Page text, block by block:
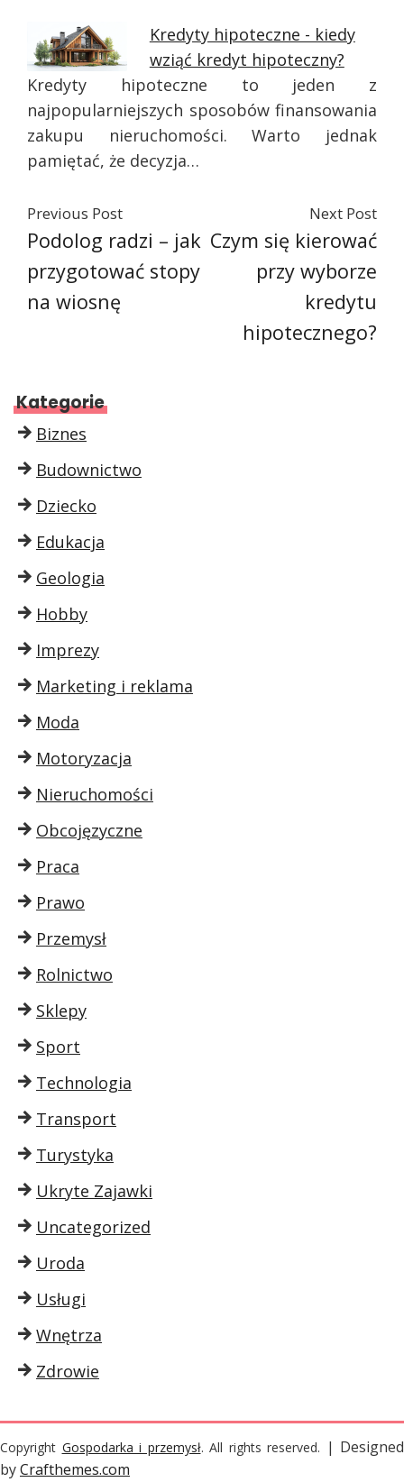
Kredyty hipoteczne - kiedy
wziąć kredyt hipoteczny?
Kredyty hipoteczne to jeden z
najpopularniejszych sposobów finansowania
zakupu nieruchomości. Warto jednak
pamiętać, że decyzja…
Previous Post
Podolog radzi – jak
przygotować stopy
na wiosnę
Next Post
Czym się kierować
przy wyborze
kredytu
hipotecznego?
Kategorie
Biznes
Budownictwo
Dziecko
Edukacja
Geologia
Hobby
Imprezy
Marketing i reklama
Moda
Motoryzacja
Nieruchomości
Obcojęzyczne
Praca
Prawo
Przemysł
Rolnictwo
Sklepy
Sport
Technologia
Transport
Turystyka
Ukryte Zajawki
Uncategorized
Uroda
Usługi
Wnętrza
Zdrowie
Copyright Gospodarka i przemysł. All rights reserved. | Designed
byCrafthemes.com